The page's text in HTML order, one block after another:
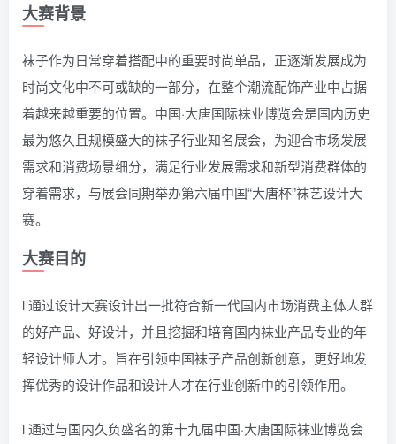
大赛背景
袜子作为日常穿着搭配中的重要时尚单品，正逐渐发展成为
时尚文化中不可或缺的一部分，在整个潮流配饰产业中占据
着越来越重要的位置。中国·大唐国际袜业博览会是国内历史
最为悠久且规模盛大的袜子行业知名展会，为迎合市场发展
需求和消费场景细分，满足行业发展需求和新型消费群体的
穿着需求，与展会同期举办第六届中国“大唐杯”袜艺设计大
赛。
大赛目的
l 通过设计大赛设计出一批符合新一代国内市场消费主体人群
的好产品、好设计，并且挖掘和培育国内袜业产品专业的年
轻设计师人才。旨在引领中国袜子产品创新创意，更好地发
挥优秀的设计作品和设计人才在行业创新中的引领作用。
l 通过与国内久负盛名的第十九届中国·大唐国际袜业博览会